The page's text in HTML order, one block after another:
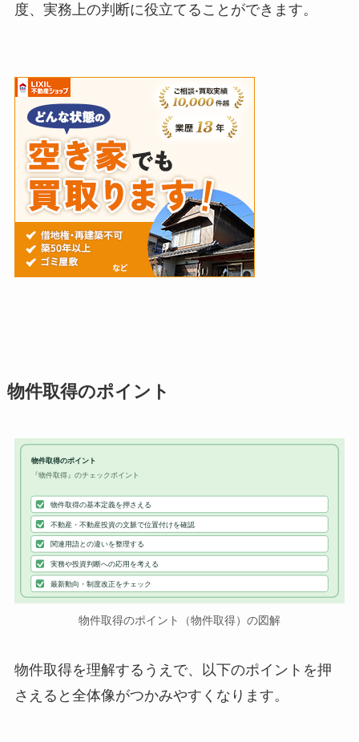
度、実務上の判断に役立てることができます。
物件取得のポイント
物件取得のポイント
『物件取得』のチェックポイント
物件取得の基本定義を押さえる
不動産・不動産投資の文脈で位置付けを確認
関連用語との違いを整理する
実務や投資判断への応用を考える
最新動向・制度改正をチェック
物件取得のポイント（物件取得）の図解
物件取得を理解するうえで、以下のポイントを押
さえると全体像がつかみやすくなります。